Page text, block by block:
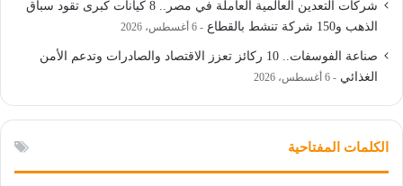
شركات التعدين العالمية العاملة في مصر.. 8 كيانات كبرى تقود سباق
الذهب و150 شركة تنشط بالقطاع
6 أغسطس، 2026
صناعة الفوسفات.. 10 ركائز تعزز الاقتصاد والصادرات وتدعم الأمن
الغذائي
6 أغسطس، 2026
الكلمات المفتاحية